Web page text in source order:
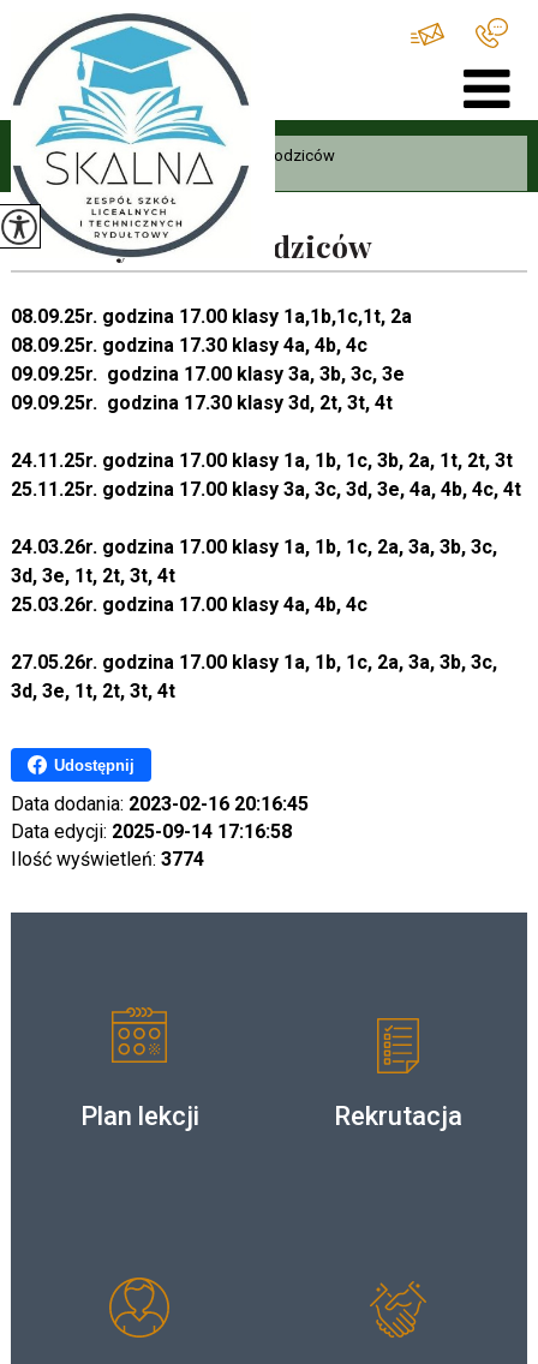
Home > Rodzic Informacje dla rodziców
Terminy zebrań rodziców ...
Terminy zebrań rodziców
08.09.25r. godzina 17.00 klasy 1a,1b,1c,1t, 2a
08.09.25r. godzina 17.30 klasy 4a, 4b, 4c
09.09.25r. godzina 17.00 klasy 3a, 3b, 3c, 3e
09.09.25r. godzina 17.30 klasy 3d, 2t, 3t, 4t
24.11.25r. godzina 17.00 klasy 1a, 1b, 1c, 3b, 2a, 1t, 2t, 3t
25.11.25r. godzina 17.00 klasy 3a, 3c, 3d, 3e, 4a, 4b, 4c, 4t
24.03.26r. godzina 17.00 klasy 1a, 1b, 1c, 2a, 3a, 3b, 3c,
3d, 3e, 1t, 2t, 3t, 4t
25.03.26r. godzina 17.00 klasy 4a, 4b, 4c
27.05.26r. godzina 17.00 klasy 1a, 1b, 1c, 2a, 3a, 3b, 3c,
3d, 3e, 1t, 2t, 3t, 4t
Udostępnij
Data dodania: 2023-02-16 20:16:45
Data edycji: 2025-09-14 17:16:58
Ilość wyświetleń: 3774
Plan lekcji Rekrutacja